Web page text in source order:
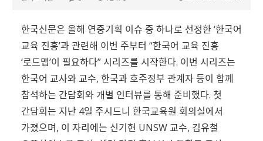
한국신문은 올해 연중기획 이슈 중 하나로 선정한 ‘한국어
교육 진흥’과 관련해 이번 주부터 “한국어 교육 진흥
‘로드맵’이 필요하다” 시리즈를 시작한다. 이번 시리즈는
한국어 교사와 교수, 한국과 호주정부 관계자 등이 함께
참석하는 간담회와 개별 인터뷰를 통해 준비했다. 첫
간담회는 지난 4일 주시드니 한국교육원 회의실에서
가졌으며, 이 자리에는 신기현 UNSW 교수, 김유철